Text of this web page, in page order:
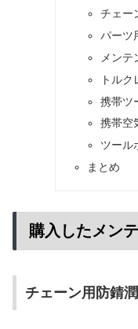
チェー
パーツ
メンテ
トルク
携帯ツ
携帯空
ツール
まとめ
購入したメン
チェーン用防錆